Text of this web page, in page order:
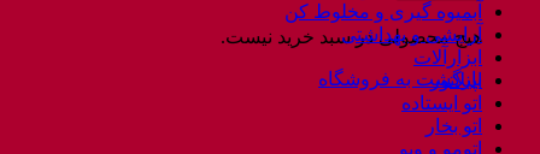
هیچ محصولی در سبد خرید نیست.
بازگشت به فروشگاه
آبمیوه گیری و مخلوط کن
آرایشی و بهداشتی
ابزارآلات
اپیلاتور
اتو ایستاده
اتو بخار
اتومو و ویو